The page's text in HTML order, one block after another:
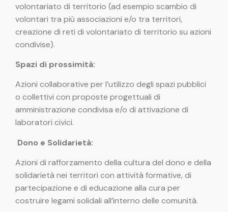
volontariato di territorio (ad esempio scambio di
volontari tra più associazioni e/o tra territori,
creazione di reti di volontariato di territorio su azioni
condivise).
Spazi di prossimità:
Azioni collaborative per l’utilizzo degli spazi pubblici
o collettivi con proposte progettuali di
amministrazione condivisa e/o di attivazione di
laboratori civici.
Dono e Solidarietà:
Azioni di rafforzamento della cultura del dono e della
solidarietà nei territori con attività formative, di
partecipazione e di educazione alla cura per
costruire legami solidali all’interno delle comunità.